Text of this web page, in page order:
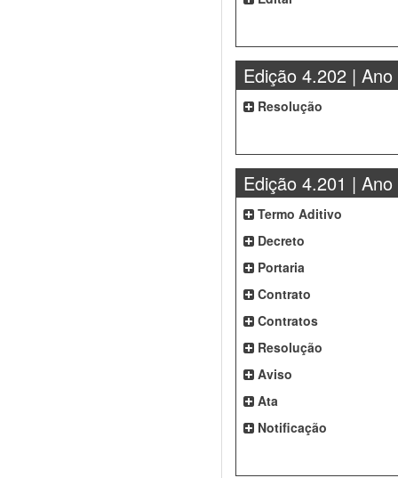
Edição 4.202 | Ano
Resolução
Edição 4.201 | Ano
Termo Aditivo
Decreto
Portaria
Contrato
Contratos
Resolução
Aviso
Ata
Notificação